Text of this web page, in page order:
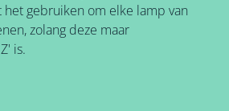
het gebruiken om elke lamp van
zolang deze maar
is.